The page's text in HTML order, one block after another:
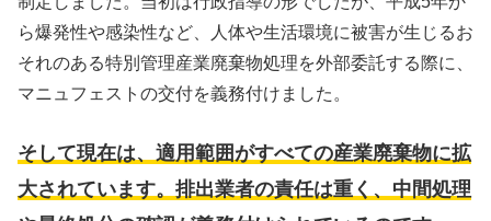
ら爆発性や感染性など、人体や生活環境に被害が生じるお
それのある特別管理産業廃棄物処理を外部委託する際に、
マニュフェストの交付を義務付けました。
そして現在は、適用範囲がすべての産業廃棄物に拡
大されています。排出業者の責任は重く、中間処理